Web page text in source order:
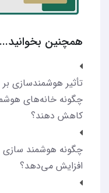
همچنین بخوانید...
تأثیر هوشمندسازی
چگونه خانه‌های
کاهش دهند؟
چگونه هوشمند سازی
افزایش می‌دهد؟